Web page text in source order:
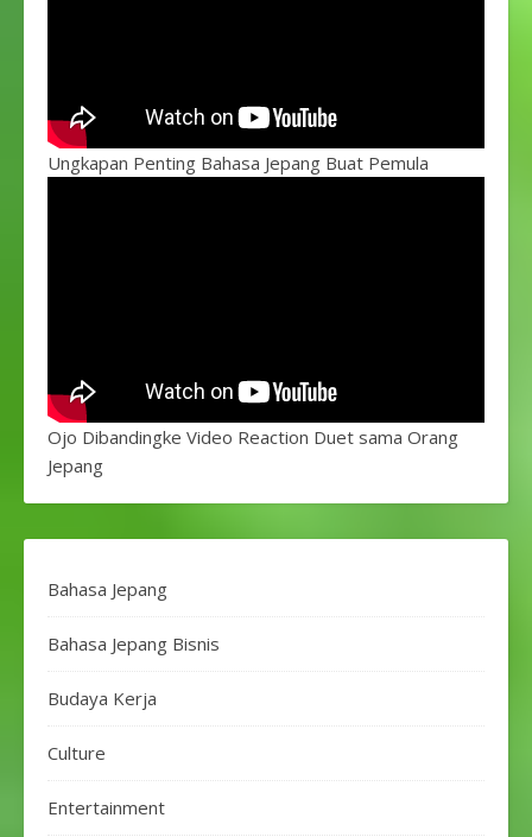
Ungkapan Penting Bahasa Jepang Buat Pemula
Ojo Dibandingke Video Reaction Duet sama Orang
Jepang
Bahasa Jepang
Bahasa Jepang Bisnis
Budaya Kerja
Culture
Entertainment